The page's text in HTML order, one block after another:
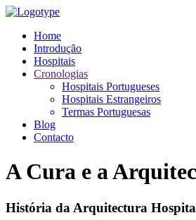
Home
Introdução
Hospitais
Cronologias
Hospitais Portugueses
Hospitais Estrangeiros
Termas Portuguesas
Blog
Contacto
A Cura e a
História da Arquitectura